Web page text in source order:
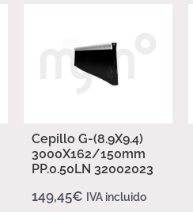
Cepillo G-(8.9X9.4)
3000X162/150mm
PP.0.50LN 32002023
149,45€ IVA incluido